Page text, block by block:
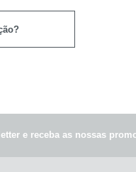
e receba as nossas